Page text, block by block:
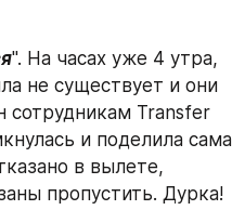
". На часах уже 4 утра,
не существует и они
Transfer
и поделила сама
в вылете,
пропустить. Дурка!